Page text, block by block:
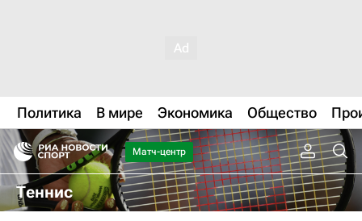
Политика В мире Экономика Общество
Матч-центр
Теннис